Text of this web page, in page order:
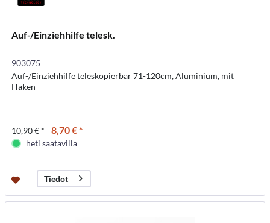
Auf-/Einziehhilfe telesk.
903075
Auf-/Einziehhilfe teleskopierbar 71-120cm, Aluminium, mit
Haken
10,90 € * 8,70 € *
heti saatavilla
Tiedot